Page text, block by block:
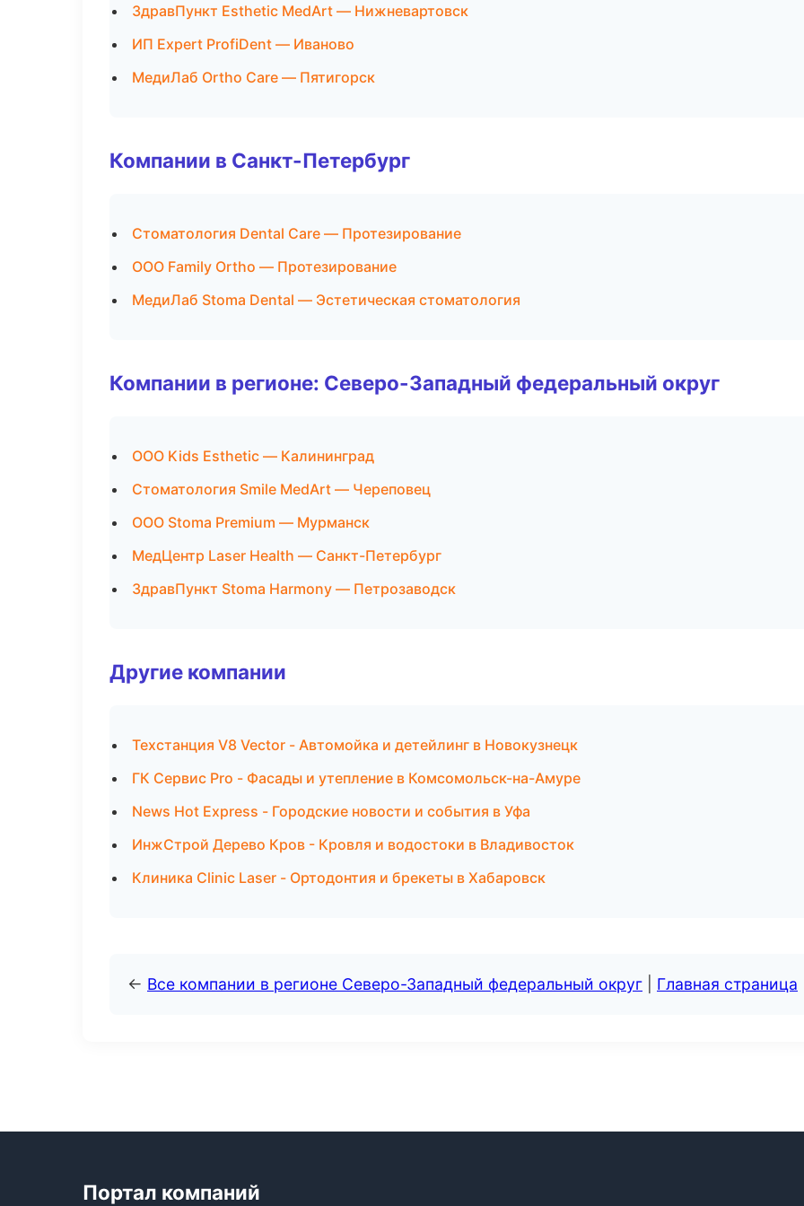
ЗдравПункт Esthetic MedArt — Нижневартовск
ИП Expert ProfiDent — Иваново
МедиЛаб Ortho Care — Пятигорск
Компании в Санкт-Петербург
Стоматология Dental Care — Протезирование
ООО Family Ortho — Протезирование
МедиЛаб Stoma Dental — Эстетическая стоматология
Компании в регионе: Северо-Западный федеральный округ
ООО Kids Esthetic — Калининград
Стоматология Smile MedArt — Череповец
ООО Stoma Premium — Мурманск
МедЦентр Laser Health — Санкт-Петербург
ЗдравПункт Stoma Harmony — Петрозаводск
Другие компании
Техстанция V8 Vector - Автомойка и детейлинг в Новокузнецк
ГК Сервис Pro - Фасады и утепление в Комсомольск-на-Амуре
News Hot Express - Городские новости и события в Уфа
ИнжСтрой Дерево Кров - Кровля и водостоки в Владивосток
Клиника Clinic Laser - Ортодонтия и брекеты в Хабаровск
← Все компании в регионе Северо-Западный федеральный округ Главная страница
Портал компаний